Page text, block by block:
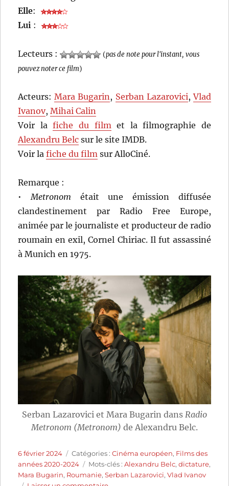
Elle:
Lui :
Lecteurs : (pas de note pour l'instant, vous
pouvez noter ce film)
Acteurs:Mara Bugarin, Serban Lazarovici,Vlad
Ivanov,Mihai Calin
Voir lafiche du filmet la filmographie de
Alexandru Belc sur le site IMDB.
Voir lafiche du film sur AlloCiné.
Remarque :
•Metronom était une émission diffusée
clandestinement par Radio Free Europe,
animée par le journaliste et producteur de radio
roumain en exil, Cornel Chiriac. Il fut assassiné
à Munich en 1975.
Serban Lazarovici et Mara Bugarin dans Radio
Metronom (Metronom) de Alexandru Belc.
Publié
le
6 février 2024 Catégories
Catégories :Cinéma européen, Films des
années 2020-2024
Étiquettes
Mots-clés :Alexandru Belc,dictature,
Mara Bugarin, Roumanie,Serban Lazarovici,Vlad Ivanov